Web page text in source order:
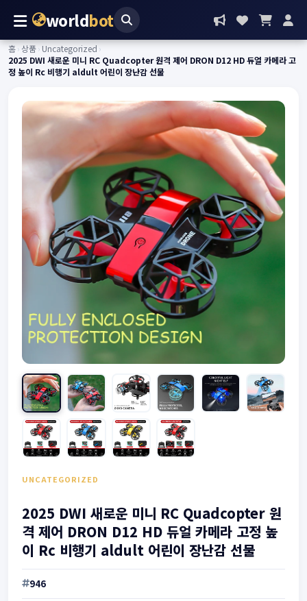
worldbot
홈›상품›Uncategorized ›
2025 DWI 새로운 미니 RC Quadcopter 원격 제어 DRON D12 HD 듀얼 카메라 고
정 높이 Rc 비행기 aldult 어린이 장난감 선물
UNCATEGORIZED
2025 DWI 새로운 미니 RC Quadcopter 원
격 제어 DRON D12 HD 듀얼 카메라 고정 높
이 Rc 비행기 aldult 어린이 장난감 선물
946